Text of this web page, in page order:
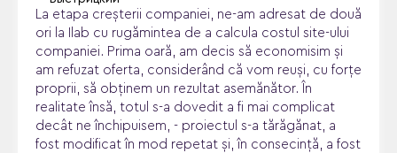
La etapa creșterii companiei, ne-am adresat de două
ori la Ilab cu rugămintea de a calcula costul site-ului
companiei. Prima oară, am decis să economisim și
am refuzat oferta, considerând că vom reuși, cu forțe
proprii, să obținem un rezultat asemănător. În
realitate însă, totul s-a dovedit a fi mai complicat
decât ne închipuisem, - proiectul s-a tărăgănat, a
fost modificat în mod repetat și, în consecință, a fost